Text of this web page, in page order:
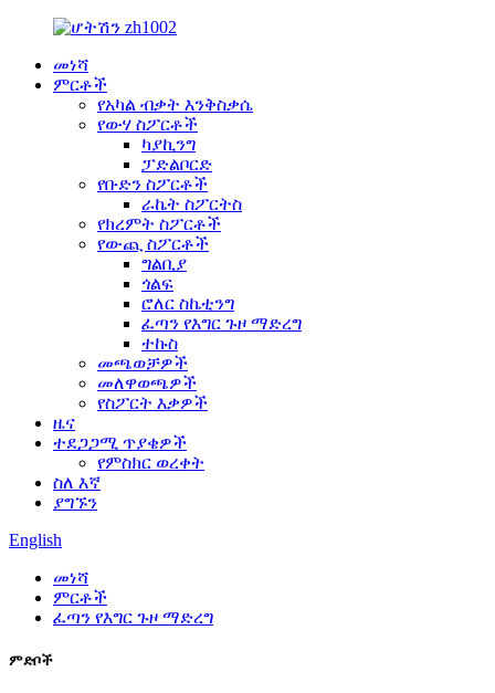
መነሻ
ምርቶች
የአካል ብቃት እንቅስቃሴ
የውሃ ስፖርቶች
ካያኪንግ
ፓድልቦርድ
የቡድን ስፖርቶች
ራኬት ስፖርትስ
የክረምት ስፖርቶች
የውጪ ስፖርቶች
ግልቢያ
ጎልፍ
ሮለር ስኬቲንግ
ፈጣን የእግር ጉዞ ማድረግ
ተኩስ
መጫወቻዎች
መለዋወጫዎች
የስፖርት እቃዎች
ዜና
ተደጋጋሚ ጥያቄዎች
የምስክር ወረቀት
ስለ እኛ
ያግኙን
English
መነሻ
ምርቶች
ፈጣን የእግር ጉዞ ማድረግ
ምድቦች